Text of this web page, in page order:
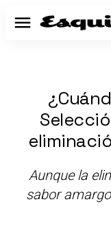
Menú
Aunque la
sabor